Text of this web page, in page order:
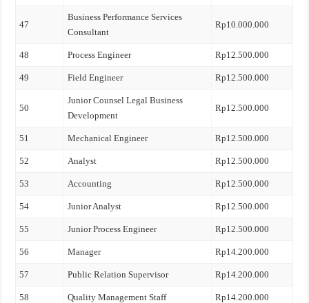
47
Business Performance Services
Consultant
Rp10.000.000
48 Process Engineer Rp12.500.000
49 Field Engineer Rp12.500.000
50
Junior Counsel Legal Business
Development
Rp12.500.000
51 Mechanical Engineer Rp12.500.000
52 Analyst Rp12.500.000
53 Accounting Rp12.500.000
54 Junior Analyst Rp12.500.000
55 Junior Process Engineer Rp12.500.000
56 Manager Rp14.200.000
57 Public Relation Supervisor Rp14.200.000
58 Quality Management Staff Rp14.200.000